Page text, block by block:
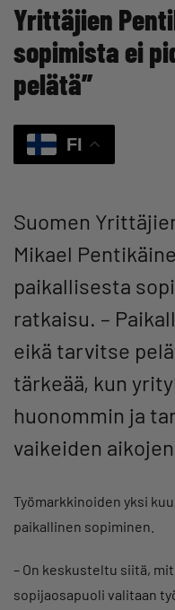
Yrittäjien
sopimista ei
pelätä”
FI
Suomen
Mikael
paikallisesta
ratkaisu. –
eikä tarvitse
tärkeää, kun
huonommin ja
vaikeiden
Työmarkkinoiden yksi
paikallinen sopiminen.
– On keskusteltu siitä,
sopijaosapuoli valitaan